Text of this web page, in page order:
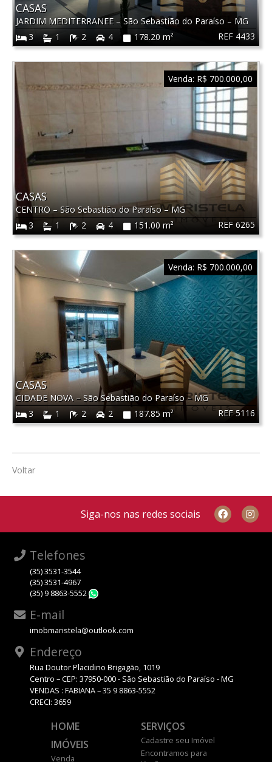
REF 4433
CASAS
JARDIM MEDITERRANEE –São Sebastião do Paraíso – MG
3
1 2 4 178.20 m²
REF 6265
CASAS
CENTRO –São Sebastião do Paraíso–MG
3
1 2 4 151.00 m²
Venda: R$ 700.000,00
REF 5116
CASAS
CIDADE NOVA – São Sebastião do Paraíso–MG
3
1 2 2 187.85 m²
Venda: R$ 700.000,00
Voltar
Siga-nos nas redes sociais
Telefones
(35) 3531-3544
(35) 3531-4967
(35) 9 8863-5552
E-mail
imobmaristela@outlook.com
Endereço
Rua Doutor Placidino Brigagão, 1019
Centro – CEP: 37950-000 - São Sebastião do Paraíso - MG
VENDAS : FABIANA – 35 9 8863-5552
CRECI: 3659
HOME
IMÓVEIS
Venda
SERVIÇOS
Cadastre seu Imóvel
Encontramos para